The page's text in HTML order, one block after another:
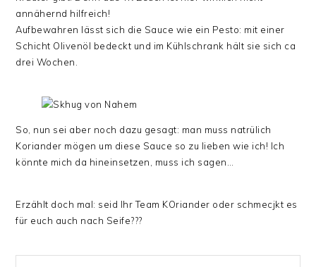
annähernd hilfreich!
Aufbewahren lässt sich die Sauce wie ein Pesto: mit einer
Schicht Olivenöl bedeckt und im Kühlschrank hält sie sich ca
drei Wochen.
So, nun sei aber noch dazu gesagt: man muss natrülich
Koriander mögen um diese Sauce so zu lieben wie ich! Ich
könnte mich da hineinsetzen, muss ich sagen…
Erzählt doch mal: seid Ihr Team KOriander oder schmecjkt es
für euch auch nach Seife???